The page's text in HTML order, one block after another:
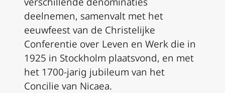
deelnemen, samenvalt met het
eeuwfeest van de Christelijke
Conferentie over Leven en Werk die in
1925 in Stockholm plaatsvond, en met
het 1700-jarig jubileum van het
Concilie van Nicaea.